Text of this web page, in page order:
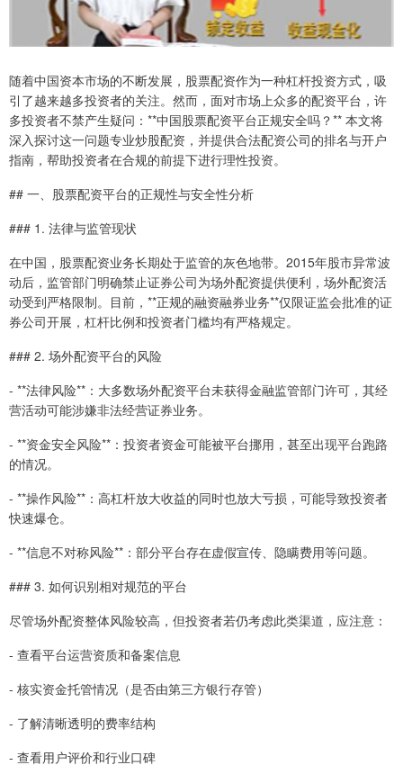
随着中国资本市场的不断发展，股票配资作为一种杠杆投资方式，吸
引了越来越多投资者的关注。然而，面对市场上众多的配资平台，许
多投资者不禁产生疑问：**中国股票配资平台正规安全吗？** 本文将
深入探讨这一问题专业炒股配资，并提供合法配资公司的排名与开户
指南，帮助投资者在合规的前提下进行理性投资。
## 一、股票配资平台的正规性与安全性分析
### 1. 法律与监管现状
在中国，股票配资业务长期处于监管的灰色地带。2015年股市异常波
动后，监管部门明确禁止证券公司为场外配资提供便利，场外配资活
动受到严格限制。目前，**正规的融资融券业务**仅限证监会批准的证
券公司开展，杠杆比例和投资者门槛均有严格规定。
### 2. 场外配资平台的风险
- **法律风险**：大多数场外配资平台未获得金融监管部门许可，其经
营活动可能涉嫌非法经营证券业务。
- **资金安全风险**：投资者资金可能被平台挪用，甚至出现平台跑路
的情况。
- **操作风险**：高杠杆放大收益的同时也放大亏损，可能导致投资者
快速爆仓。
- **信息不对称风险**：部分平台存在虚假宣传、隐瞒费用等问题。
### 3. 如何识别相对规范的平台
尽管场外配资整体风险较高，但投资者若仍考虑此类渠道，应注意：
- 查看平台运营资质和备案信息
- 核实资金托管情况（是否由第三方银行存管）
- 了解清晰透明的费率结构
- 查看用户评价和行业口碑